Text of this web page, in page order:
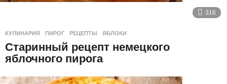
316
КУЛИНАРИЯ ПИРОГ ,РЕЦЕПТЫ ,ЯБЛОКИ
Старинный рецепт немецкого
яблочного пирога